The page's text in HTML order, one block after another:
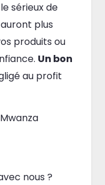
sérieux de
plus
produits ou
Un bon
au profit
nous ?